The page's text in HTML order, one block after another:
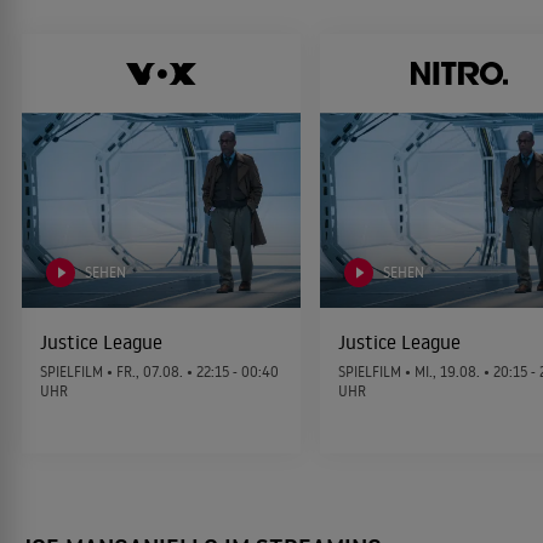
2015 Magic Mike XXL
KOMÖDIE
2014 Sabotage
ACTIONTHRILLER
2012 Was passiert, wenn's passiert ist
SEHEN
Justice League
SPIELFILM • FR., 07.08. • 22:15 - 00:40
UHR
SEHEN
Justice League
SPIELFILM • MI., 19.08. • 20:15 -
UHR